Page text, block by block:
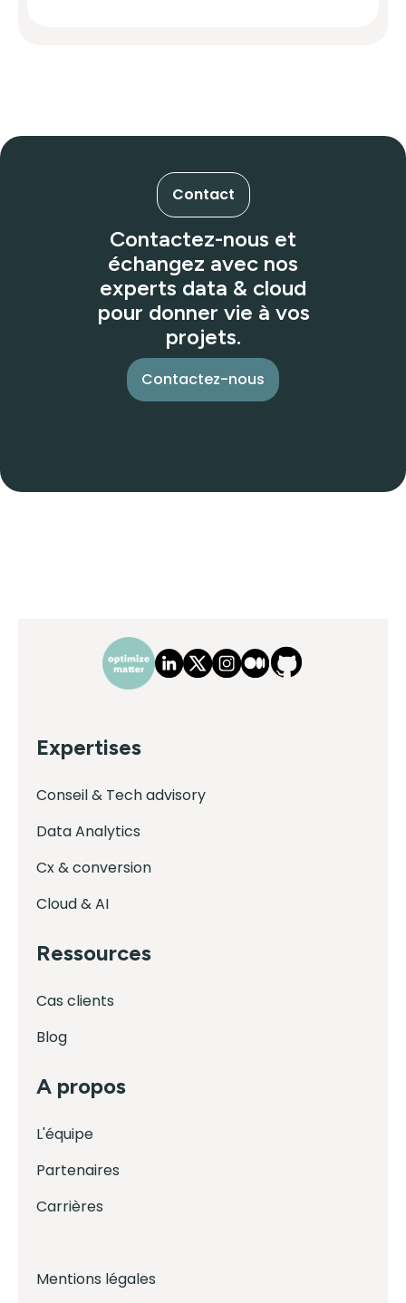
Contact
Contactez-nous et
échangez avec nos
experts data & cloud
pour donner vie à vos
projets.
Contactez-nous
Expertises
Conseil & Tech advisory
Data Analytics
Cx & conversion
Cloud & AI
Ressources
Cas clients
Blog
A propos
L'équipe
Partenaires
Carrières
Mentions légales